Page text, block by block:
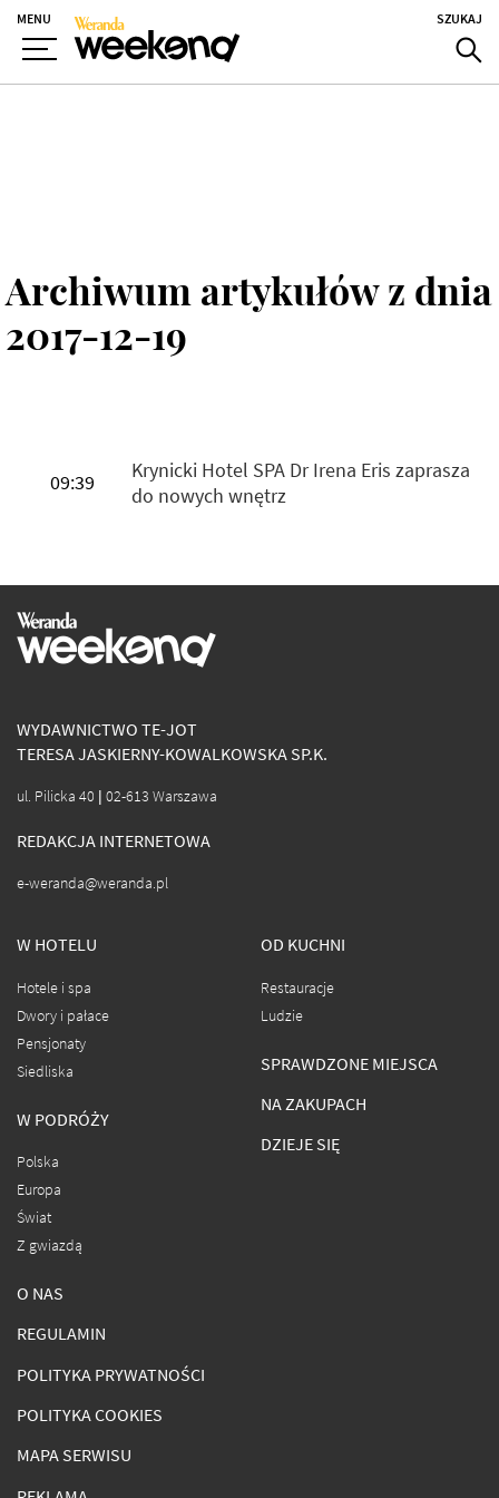
MENU SZUKAJ
Archiwum artykułów z dnia
2017-12-19
09:39
Krynicki Hotel SPA Dr Irena Eris zaprasza
do nowych wnętrz
WYDAWNICTWO TE-JOT
TERESA JASKIERNY-KOWALKOWSKA SP.K.
ul. Pilicka 40 | 02-613 Warszawa
REDAKCJA INTERNETOWA
e-weranda@weranda.pl
W HOTELU
Hotele i spa
Dwory i pałace
Pensjonaty
Siedliska
W PODRÓŻY
Polska
Europa
Świat
Z gwiazdą
OD KUCHNI
Restauracje
Ludzie
SPRAWDZONE MIEJSCA
NA ZAKUPACH
DZIEJE SIĘ
O NAS
REGULAMIN
POLITYKA PRYWATNOŚCI
POLITYKA COOKIES
MAPA SERWISU